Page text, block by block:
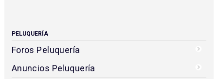
PELUQUERÍA
Foros Peluquería
Anuncios Peluquería